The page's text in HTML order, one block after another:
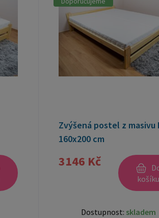
Zvýšená postel z masivu
160x200 cm
3146 Kč
Dostupnost: skladem